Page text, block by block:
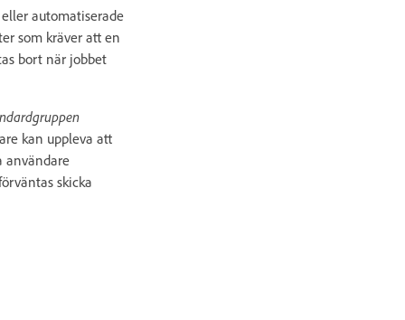
automatiserade
som kräver att en
bort när jobbet
kan uppleva att
användare
skicka